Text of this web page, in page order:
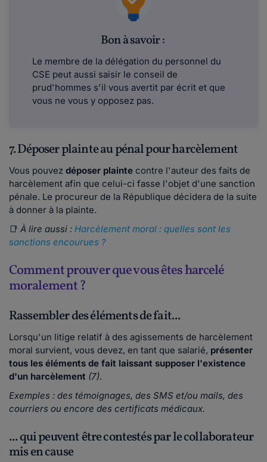
Bon à savoir :
Le membre de la délégation du personnel du
CSE peut aussi saisir le conseil de
prud'hommes s'il vous avertit par écrit et que
vous ne vous y opposez pas.
7. Déposer plainte au pénal pour harcèlement
Vous pouvez déposer plainte contre l'auteur des faits de
harcèlement afin que celui-ci fasse l'objet d'une sanction
pénale. Le procureur de la République décidera de la suite
à donner à la plainte.
📑 À lire aussi : Harcèlement moral : quelles sont les
sanctions encourues ?
Comment prouver que vous êtes harcelé
moralement ?
Rassembler des éléments de fait...
Lorsqu'un litige relatif à des agissements de harcèlement
moral survient, vous devez, en tant que salarié, présenter
tous les éléments de fait laissant supposer l'existence
d'un harcèlement (7).
Exemples : des témoignages, des SMS et/ou mails, des
courriers ou encore des certificats médicaux.
... qui peuvent être contestés par le collaborateur
mis en cause